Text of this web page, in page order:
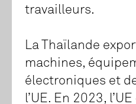
travailleurs.
La Thaïlande
machines,
électroniques et
l’UE. En 2023,